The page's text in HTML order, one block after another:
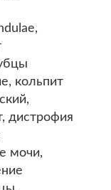
кольпит
дистрофия
мочи,